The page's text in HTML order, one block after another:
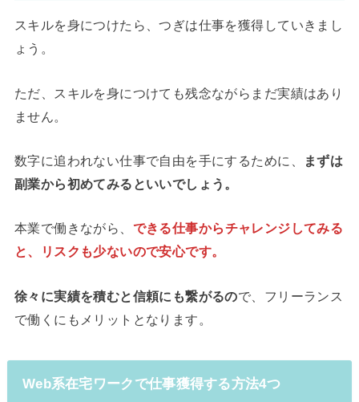
スキルを身につけたら、つぎは仕事を獲得していきまし
ょう。
ただ、スキルを身につけても残念ながらまだ実績はあり
ません。
数字に追われない仕事で自由を手にするために、
まずは
副業から初めてみるといいでしょう。
本業で働きながら、 できる仕事からチャレンジしてみる
と、リスクも少ないので安心です。
徐々に実績を積むと信頼にも繋がるので、フリーランス
で働くにもメリットとなります。
Web系在宅ワークで仕事獲得する方法4つ